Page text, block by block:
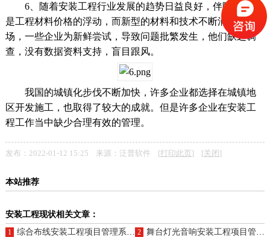
6、随着安装工程行业发展的趋势日益良好，伴随来的就
是工程材料价格的浮动，而新型的材料和技术不断涌现在市
场，一些企业为新鲜尝试，导致问题批繁发生，他们缺乏调
查，没有数据资料支持，盲目跟风。
我国的城镇化步伐不断加快，许多企业都选择在城镇地
区开发施工，也取得了较大的成就。但是许多企业在安装工
程工作当中缺少合理有效的管理。
发布：2022-01-12 15:25 来源：泛普软件 [打印此页] [关闭 ]
本站推荐
安装工程现状相关文章：
1 综合布线安装工程项目管理系统 数据为基，分析助力成长 2 舞台灯光音响安装工程项目管理系统 深度解析，数据指引前行